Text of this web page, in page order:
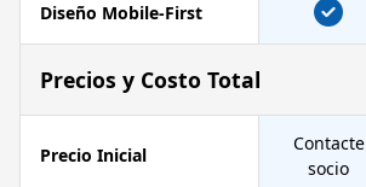
Diseño Mobile-First
Precios y Costo Total
Precio Inicial
Contacte
socio